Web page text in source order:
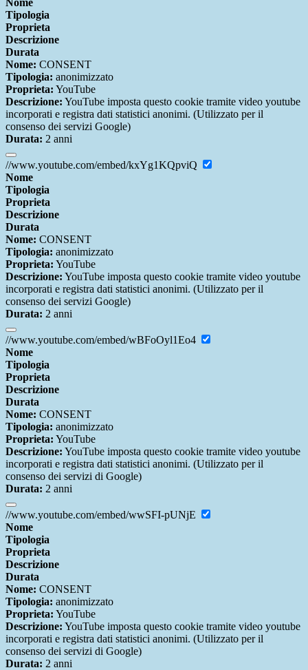
Nome
Tipologia
Proprieta
Descrizione
Durata
Nome: CONSENT
Tipologia: anonimizzato
Proprieta: YouTube
Descrizione: YouTube imposta questo cookie tramite video youtube
incorporati e registra dati statistici anonimi. (Utilizzato per il
consenso dei servizi Google)
Durata: 2 anni
//www.youtube.com/embed/kxYg1KQpviQ
Nome
Tipologia
Proprieta
Descrizione
Durata
Nome: CONSENT
Tipologia: anonimizzato
Proprieta: YouTube
Descrizione: YouTube imposta questo cookie tramite video youtube
incorporati e registra dati statistici anonimi. (Utilizzato per il
consenso dei servizi Google)
Durata: 2 anni
//www.youtube.com/embed/wBFoOyl1Eo4
Nome
Tipologia
Proprieta
Descrizione
Durata
Nome: CONSENT
Tipologia: anonimizzato
Proprieta: YouTube
Descrizione: YouTube imposta questo cookie tramite video youtube
incorporati e registra dati statistici anonimi. (Utilizzato per il
consenso dei servizi di Google)
Durata: 2 anni
//www.youtube.com/embed/wwSFI-pUNjE
Nome
Tipologia
Proprieta
Descrizione
Durata
Nome: CONSENT
Tipologia: anonimizzato
Proprieta: YouTube
Descrizione: YouTube imposta questo cookie tramite video youtube
incorporati e registra dati statistici anonimi. (Utilizzato per il
consenso dei servizi di Google)
Durata: 2 anni